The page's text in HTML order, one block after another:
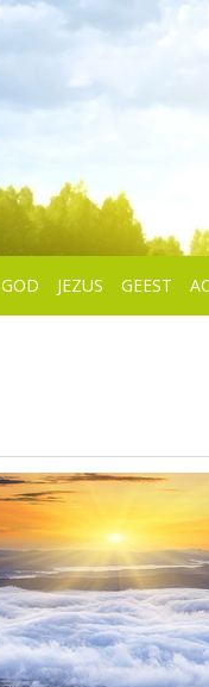
GOD JEZUS GEEST